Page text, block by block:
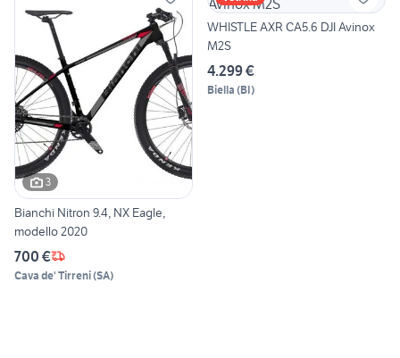
3
Bianchi Nitron 9.4, NX Eagle,
modello 2020
700 €
Cava de' Tirreni(SA)
WHISTLE AXR CA5.6 DJI Avinox
M2S
4.299 €
Biella (BI)